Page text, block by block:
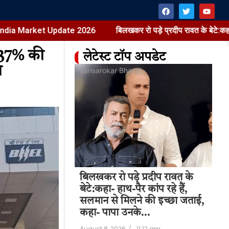
Update 2026 बिलखकर रो पड़े प्रदीप रावत के बेटे:कहा- हाथ-पैर
की
लेटेस्ट टॉप अपडेट
Hike |
2026
11:28 am
Jansarokar Bharat
बिलखकर रो पड़े प्रदीप रावत के
बेटे:कहा- हाथ-पैर कांप रहे हैं,
सलमान से मिलने की इच्छा जताई,
कहा- पापा उनके…